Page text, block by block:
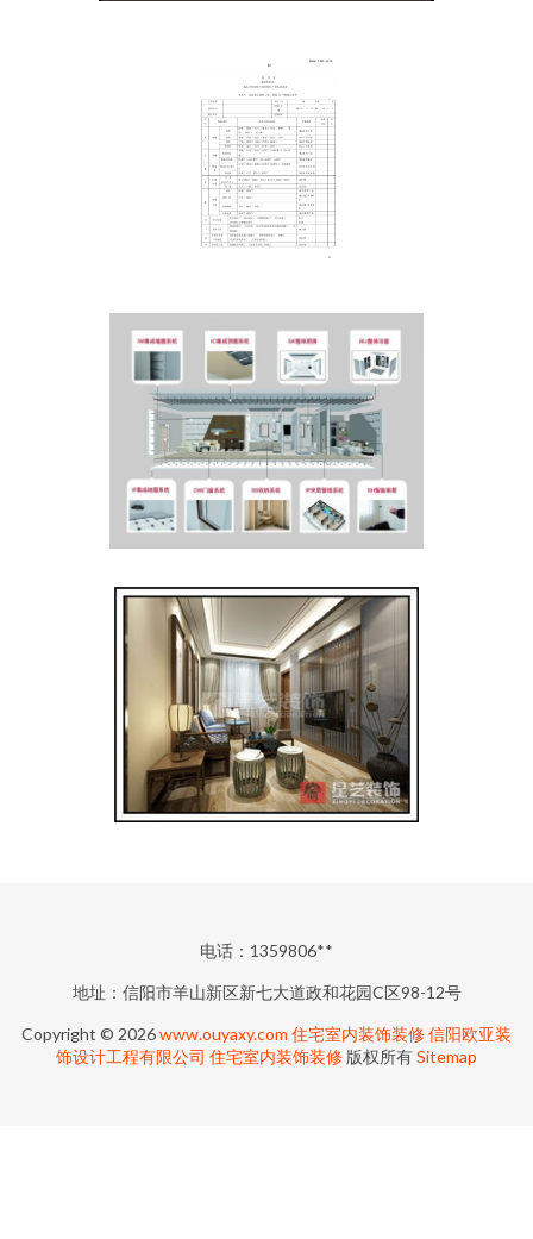
电话：1359806**
地址：信阳市羊山新区新七大道政和花园C区98-12号
Copyright © 2026www.ouyaxy.com 住宅室内装饰装修信阳欧亚装
饰设计工程有限公司 住宅室内装饰装修 版权所有Sitemap